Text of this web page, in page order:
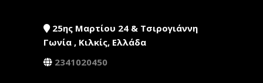
25ης Μαρτίου 24 & Τσιρογιάννη
Γωνία , Κιλκίς, Ελλάδα
2341020450